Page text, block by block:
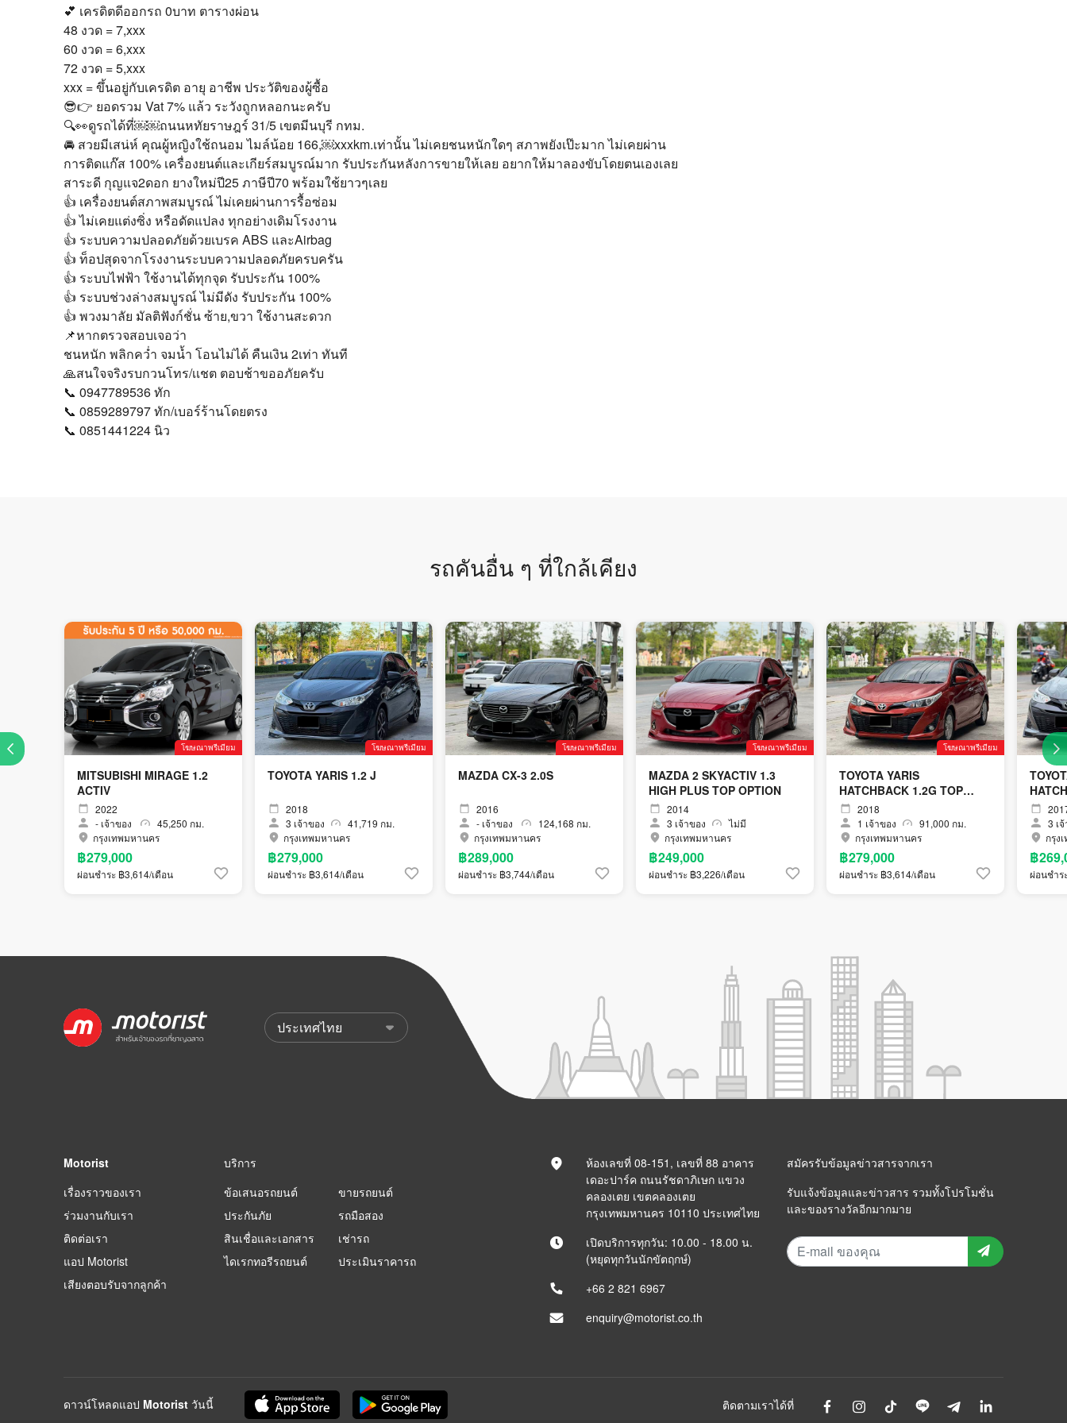
💕 เครดิตดีออกรถ 0บาท ตารางผ่อน
48 งวด = 7,xxx
60 งวด = 6,xxx
72 งวด = 5,xxx
xxx = ขึ้นอยู่กับเครดิต อายุ อาชีพ ประวัติของผู้ซื้อ
😎👉 ยอดรวม Vat 7% แล้ว ระวังถูกหลอกนะครับ
🔍👀ดูรถได้ที่￼￼ถนนหทัยราษฎร์ 31/5 เขตมีนบุรี กทม.
🚘 สวยมีเสน่ห์ คุณผู้หญิงใช้ถนอม ไมล์น้อย 166,￼xxxkm.เท่านั้น ไม่เคยชนหนักใดๆ สภาพยังเป๊ะมาก ไม่เคยผ่าน
การติดแก๊ส 100% เครื่องยนต์และเกียร์สมบูรณ์มาก รับประกันหลังการขายให้เลย อยากให้มาลองขับโดยตนเองเลย
สาระดี กุญแจ2ดอก ยางใหม่ปี25 ภาษีปี70 พร้อมใช้ยาวๆเลย
👍 เครื่องยนต์สภาพสมบูรณ์ ไม่เคยผ่านการรื้อซ่อม
👍 ไม่เคยแต่งซิ่ง หรือดัดแปลง ทุกอย่างเดิมโรงงาน
👍 ระบบความปลอดภัยด้วยเบรค ABS และAirbag
👍 ท็อปสุดจากโรงงานระบบความปลอดภัยครบครัน
👍 ระบบไฟฟ้า ใช้งานได้ทุกจุด รับประกัน 100%
👍 ระบบช่วงล่างสมบูรณ์ ไม่มีดัง รับประกัน 100%
👍 พวงมาลัย มัลติฟังก์ชั่น ซ้าย,ขวา ใช้งานสะดวก
📌หากตรวจสอบเจอว่า
ชนหนัก พลิกคว่ำ จมน้ำ โอนไม่ได้ คืนเงิน 2เท่า ทันที
🙏สนใจจริงรบกวนโทร/เเชต ตอบช้าขออภัยครับ
📞 0947789536 ทัก
📞 0859289797 ทัก/เบอร์ร้านโดยตรง
📞 0851441224 นิว
รถคันอื่น ๆ ที่ใกล้เคียง
โฆษณาพรีเมียม
MITSUBISHI MIRAGE 1.2
ACTIV
2022
- เจ้าของ
45,250 กม.
กรุงเทพมหานคร
฿279,000
ผ่อนชำระ ฿3,614/เดือน
โฆษณาพรีเมียม
TOYOTA YARIS 1.2 J
2018
3 เจ้าของ
41,719 กม.
กรุงเทพมหานคร
฿279,000
ผ่อนชำระ ฿3,614/เดือน
โฆษณาพรีเมียม
MAZDA CX-3 2.0S
2016
- เจ้าของ
124,168 กม.
กรุงเทพมหานคร
฿289,000
ผ่อนชำระ ฿3,744/เดือน
โฆษณาพรีเมียม
MAZDA 2 SKYACTIV 1.3
HIGH PLUS TOP OPTION
2014
3 เจ้าของ
ไม่มี
กรุงเทพมหานคร
฿249,000
ผ่อนชำระ ฿3,226/เดือน
โฆษณาพรีเมียม
TOYOTA YARIS
HATCHBACK 1.2G TOP
OPTION
2018
1 เจ้าของ
91,000 กม.
กรุงเทพมหานคร
฿279,000
ผ่อนชำระ ฿3,614/เดือน
3 เ
กรุง
฿
ผ่อนชำร
Motorist
เรื่องราวของเรา
ร่วมงานกับเรา
ติดต่อเรา
แอป Motorist
เสียงตอบรับจากลูกค้า
บริการ
ข้อเสนอรถยนต์
ประกันภัย
สินเชื่อและเอกสาร
ไดเรกทอรีรถยนต์
ขายรถยนต์
รถมือสอง
เช่ารถ
ประเมินราคารถ
ห้องเลขที่ 08-151, เลขที่ 88 อาคาร
เดอะปาร์ค ถนนรัชดาภิเษก แขวง
คลองเตย เขตคลองเตย
กรุงเทพมหานคร 10110 ประเทศไทย
เปิดบริการทุกวัน: 10.00 - 18.00 น.
(หยุดทุกวันนักขัตฤกษ์)
+66 2 821 6967
enquiry@motorist.co.th
สมัครรับข้อมูลข่าวสารจากเรา
รับแจ้งข้อมูลและข่าวสาร รวมทั้งโปรโมชั่น
และของรางวัลอีกมากมาย
ดาวน์โหลดแอป Motorist วันนี้ ติดตามเราได้ที่